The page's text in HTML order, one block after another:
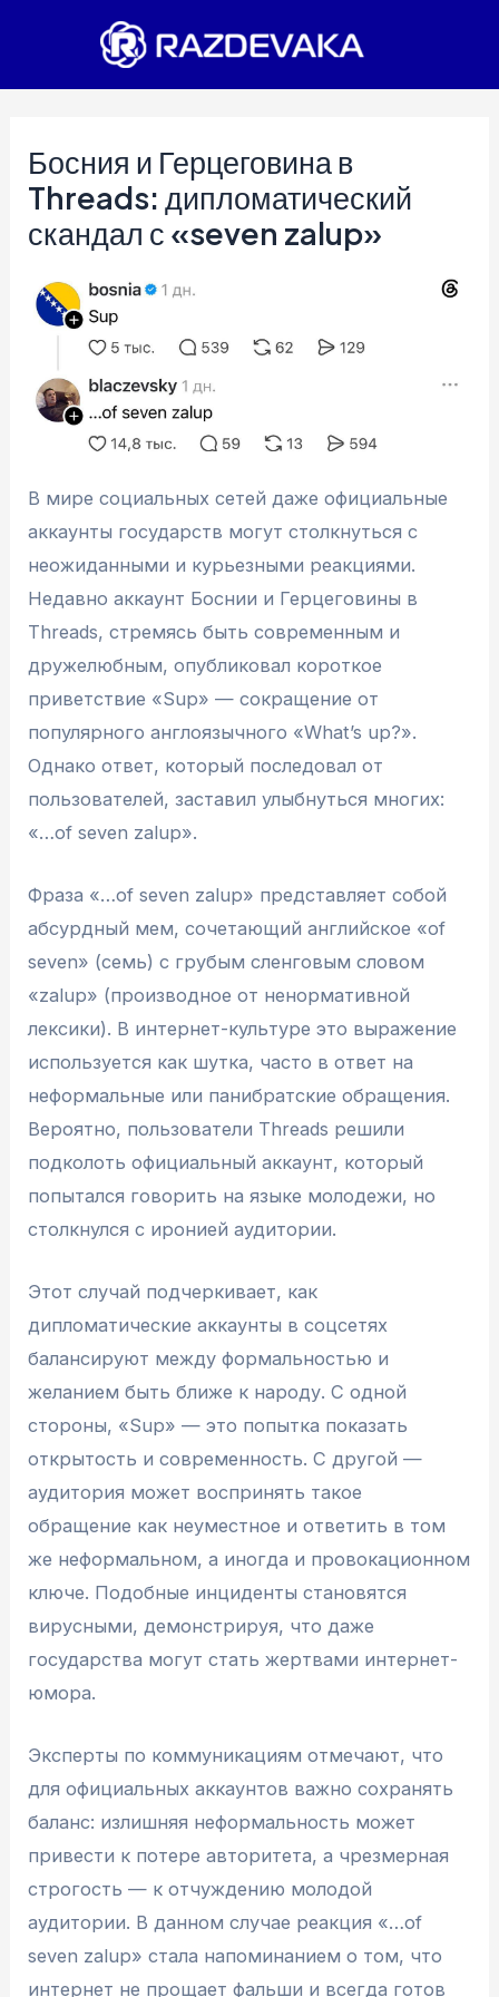
Босния и Герцеговина в
Threads: дипломатический
скандал с «seven zalup»
В мире социальных сетей даже официальные
аккаунты государств могут столкнуться с
неожиданными и курьезными реакциями.
Недавно аккаунт Боснии и Герцеговины в
Threads, стремясь быть современным и
дружелюбным, опубликовал короткое
приветствие «Sup» — сокращение от
популярного англоязычного «What’s up?».
Однако ответ, который последовал от
пользователей, заставил улыбнуться многих:
«…of seven zalup».
Фраза «…of seven zalup» представляет собой
абсурдный мем, сочетающий английское «of
seven» (семь) с грубым сленговым словом
«zalup» (производное от ненормативной
лексики). В интернет-культуре это выражение
используется как шутка, часто в ответ на
неформальные или панибратские обращения.
Вероятно, пользователи Threads решили
подколоть официальный аккаунт, который
попытался говорить на языке молодежи, но
столкнулся с иронией аудитории.
Этот случай подчеркивает, как
дипломатические аккаунты в соцсетях
балансируют между формальностью и
желанием быть ближе к народу. С одной
стороны, «Sup» — это попытка показать
открытость и современность. С другой —
аудитория может воспринять такое
обращение как неуместное и ответить в том
же неформальном, а иногда и провокационном
ключе. Подобные инциденты становятся
вирусными, демонстрируя, что даже
государства могут стать жертвами интернет-
юмора.
Эксперты по коммуникациям отмечают, что
для официальных аккаунтов важно сохранять
баланс: излишняя неформальность может
привести к потере авторитета, а чрезмерная
строгость — к отчуждению молодой
аудитории. В данном случае реакция «…of
seven zalup» стала напоминанием о том, что
интернет не прощает фальши и всегда готов